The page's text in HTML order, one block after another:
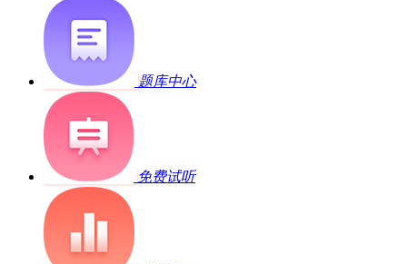
题库中心
免费试听